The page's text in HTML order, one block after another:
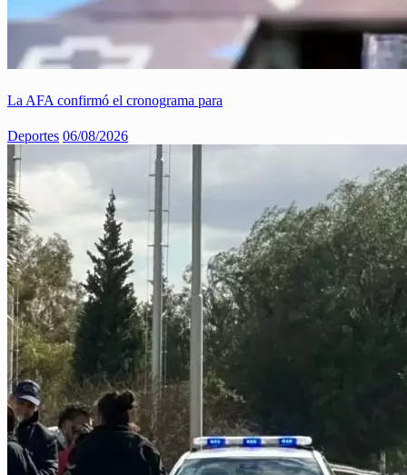
La AFA confirmó el cronograma para
Deportes 06/08/2026